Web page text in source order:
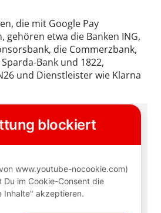
die mit Google Pay
gehören etwa die Banken ING,
die Commerzbank,
Bank und 1822,
und Dienstleister wie Klarna